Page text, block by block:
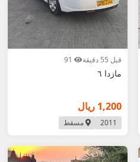
قبل 55 دقيقة
مازدا ٦
1,200 ريال
2011 مسقط